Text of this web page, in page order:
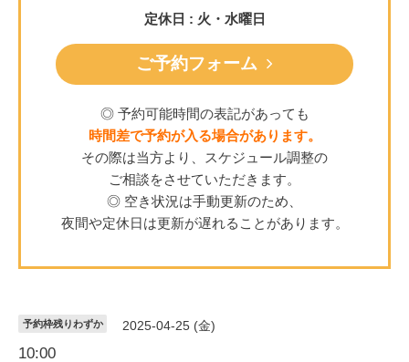
定休日 : 火・水曜日
ご予約フォーム
◎ 予約可能時間の表記があっても
時間差で予約が入る場合があります。
その際は当方より、スケジュール調整の
ご相談をさせていただきます。
◎ 空き状況は手動更新のため、
夜間や定休日は更新が遅れることがあります。
予約枠残りわずか 2025-04-25 (金)
10:00